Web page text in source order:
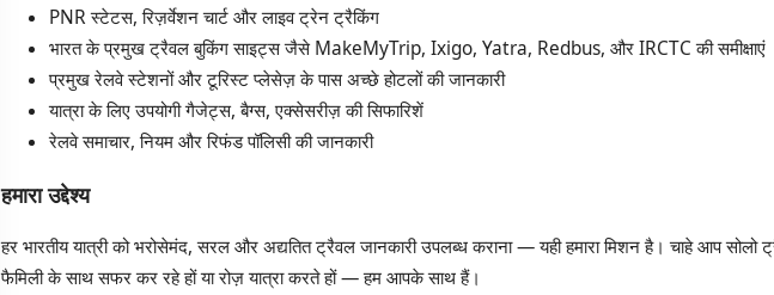
PNR स्टेटस, रिज़र्वेशन चार्ट और लाइव ट्रेन ट्रैकिंग
भारत के प्रमुख ट्रैवल बुकिंग साइट्स जैसे MakeMyTrip, Ixigo, Yatra, Redbus, और IRCTC की समीक्षाएं
प्रमुख रेलवे स्टेशनों और टूरिस्ट प्लेसेज़ के पास अच्छे होटलों की जानकारी
यात्रा के लिए उपयोगी गैजेट्स, बैग्स, एक्सेसरीज़ की सिफारिशें
रेलवे समाचार, नियम और रिफंड पॉलिसी की जानकारी
हमारा उद्देश्य
हर भारतीय यात्री को भरोसेमंद, सरल और अद्यतित ट्रैवल जानकारी उपलब्ध कराना — यही हमारा मिशन है। चाहे आप सोलो
फैमिली के साथ सफर कर रहे हों या रोज़ यात्रा करते हों — हम आपके साथ हैं।